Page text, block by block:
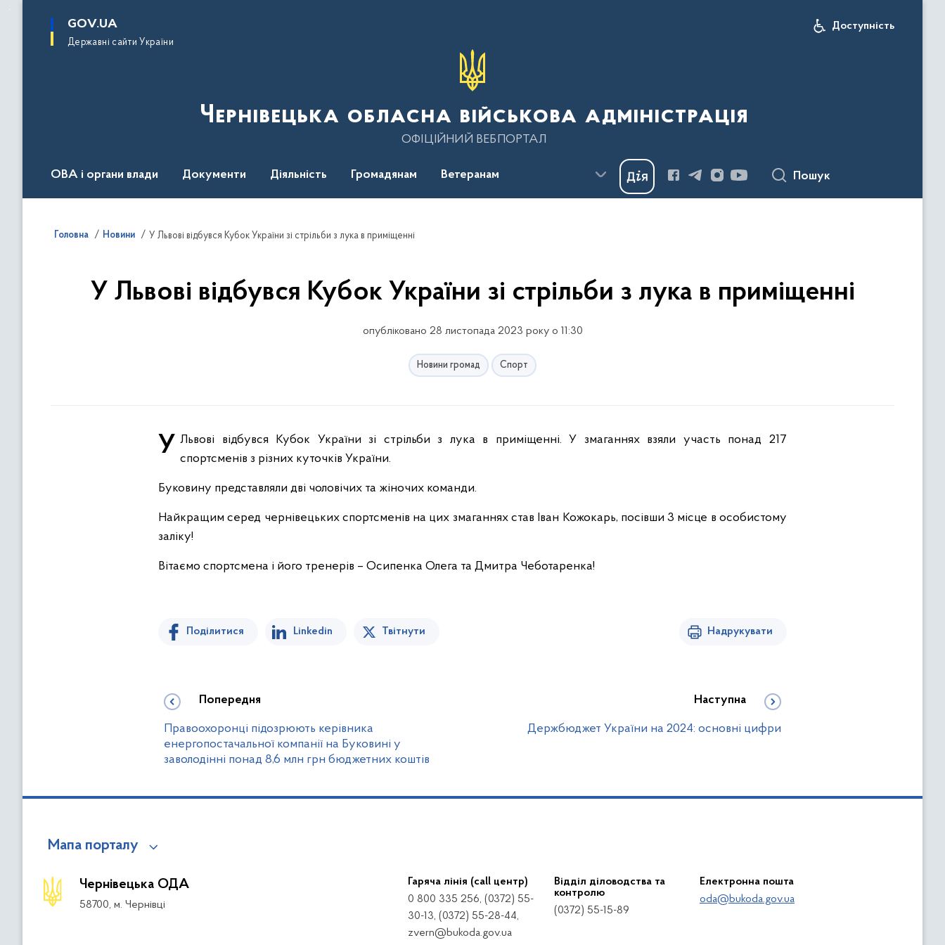
основного
GOV.UA
Державні сайти України
Доступність
Чернівецька обласна військова адміністрація
ОФІЦІЙНИЙ ВЕБПОРТАЛ
ОВА і органи влади Документи Діяльність Громадянам Ветеранам Пошук
Головна Новини У Львові відбувся Кубок України зі стрільби з лука в приміщенні
У Львові відбувся Кубок України зі стрільби з лука в приміщенні
опубліковано 28 листопада 2023 року о 11:30
Новини громад Спорт
У Львові відбувся Кубок України зі стрільби з лука в приміщенні. У змаганнях взяли участь понад 217 спортсменів з різних куточків України.
Буковину представляли дві чоловічих та жіночих команди.
Найкращим серед чернівецьких спортсменів на цих змаганнях став Іван Кожокарь, посівши 3 місце в особистому
заліку!
Вітаємо спортсмена і його тренерів – Осипенка Олега та Дмитра Чеботаренка!
Поділитися Linkedin Твітнути Надрукувати
Попередня
Правоохоронці підозрюють керівника
енергопостачальної компанії на Буковині у
заволодінні понад 8,6 млн грн бюджетних коштів
Наступна
Держбюджет України на 2024: основні цифри
Мапа порталу
Чернівецька ОДА
58700, м. Чернівці
Гаряча лінія (call центр)
0 800 335 256, (0372) 55-
30-13, (0372) 55-28-44,
zvern@bukoda.gov.ua
Відділ діловодства та
контролю
(0372) 55-15-89
Електронна пошта
oda@bukoda.gov.ua